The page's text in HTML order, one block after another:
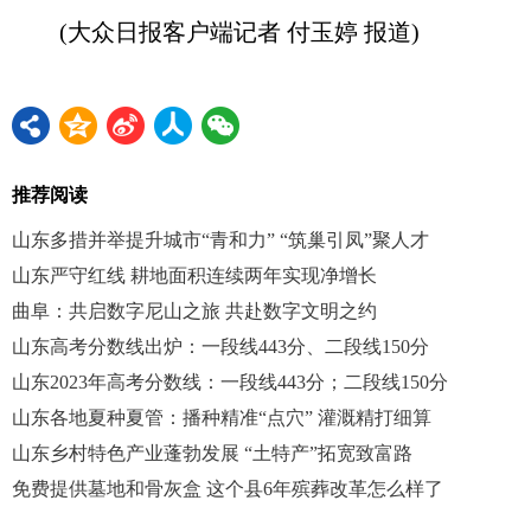
(大众日报客户端记者 付玉婷 报道)
推荐阅读
山东多措并举提升城市“青和力” “筑巢引凤”聚人才
山东严守红线 耕地面积连续两年实现净增长
曲阜：共启数字尼山之旅 共赴数字文明之约
山东高考分数线出炉：一段线443分、二段线150分
山东2023年高考分数线：一段线443分；二段线150分
山东各地夏种夏管：播种精准“点穴” 灌溉精打细算
山东乡村特色产业蓬勃发展 “土特产”拓宽致富路
免费提供墓地和骨灰盒 这个县6年殡葬改革怎么样了